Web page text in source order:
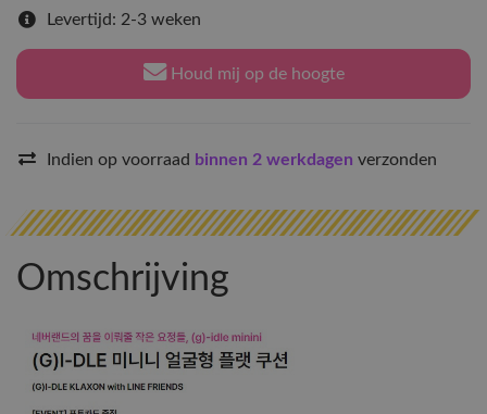
Levertijd: 2-3 weken
Houd mij op de hoogte
Indien op voorraad binnen 2 werkdagen verzonden
Omschrijving